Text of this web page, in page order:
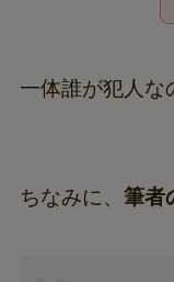
一体誰が犯人な
ちなみに、 筆者